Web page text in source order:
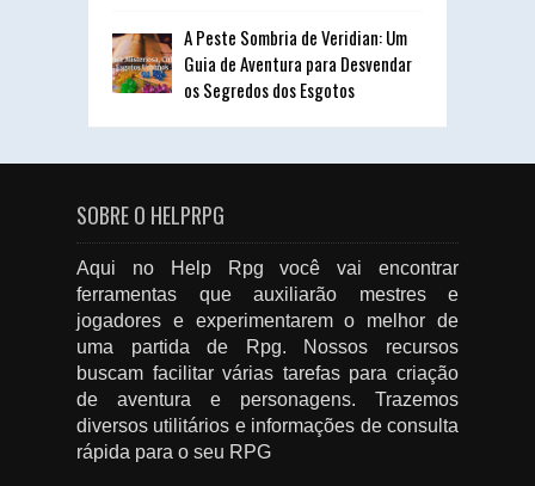
A Peste Sombria de Veridian: Um
Guia de Aventura para Desvendar
os Segredos dos Esgotos
SOBRE O HELPRPG
Aqui no Help Rpg você vai encontrar
ferramentas que auxiliarão mestres e
jogadores e experimentarem o melhor de
uma partida de Rpg. Nossos recursos
buscam facilitar várias tarefas para criação
de aventura e personagens. Trazemos
diversos utilitários e informações de consulta
rápida para o seu RPG